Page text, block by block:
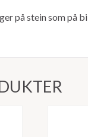
på stein som på